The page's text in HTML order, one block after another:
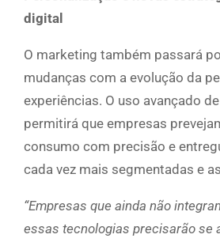
digital
O marketing também passará
mudanças com a evolução da
experiências. O uso avançado
permitirá que empresas
consumo com precisão e
cada vez mais segmentadas e
“Empresas que ainda não
essas tecnologias precisarão se